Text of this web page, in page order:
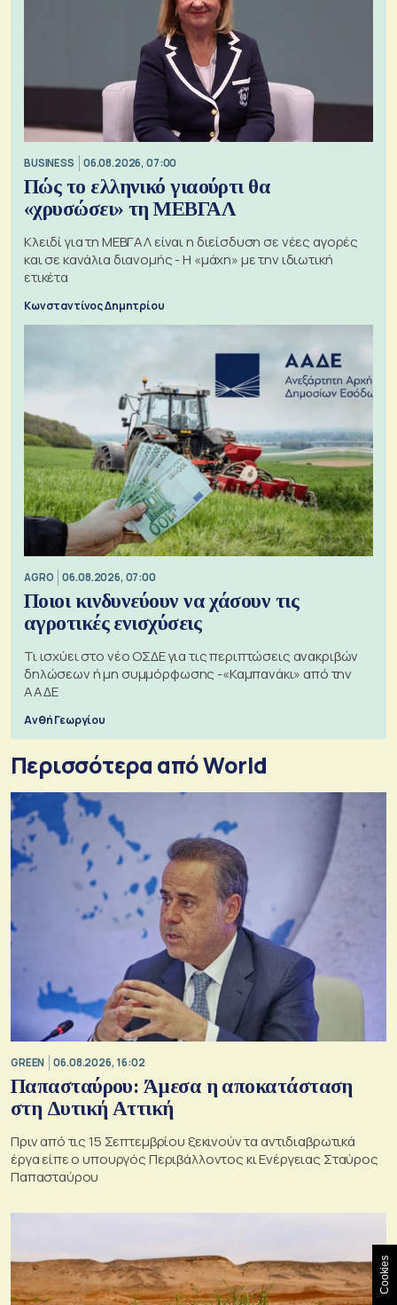
BUSINESS 06.08.2026, 07:00
Πώς το ελληνικό γιαούρτι θα
«χρυσώσει» τη ΜΕΒΓΑΛ
Κλειδί για τη ΜΕΒΓΑΛ είναι η διείσδυση σε νέες αγορές
και σε κανάλια διανομής - Η «μάχη» με την ιδιωτική
ετικέτα
Κωνσταντίνος Δημητρίου
AGRO 06.08.2026, 07:00
Ποιοι κινδυνεύουν να χάσουν τις
αγροτικές ενισχύσεις
Τι ισχύει στο νέο ΟΣΔΕ για τις περιπτώσεις ανακριβών
δηλώσεων ή μη συμμόρφωσης -«Καμπανάκι» από την
ΑΑΔΕ
Ανθή Γεωργίου
Περισσότερα από World
GREEN 06.08.2026, 16:02
Παπασταύρου: Άμεσα η αποκατάσταση
στη Δυτική Αττική
Πριν από τις 15 Σεπτεμβρίου ξεκινούν τα αντιδιαβρωτικά
έργα είπε ο υπουργός Περιβάλλοντος κι Ενέργειας Σταύρος
Παπασταύρου
Cookies